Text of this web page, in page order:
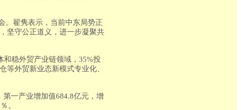
。翟隽表示，当前中东局势正
坚守公正道义，进一步凝聚共
和稳外贸产业链领域，35%投
等外贸新业态新模式专业化、
一产业增加值684.8亿元，增
。